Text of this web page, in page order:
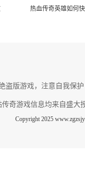
热血传奇英雄如何
盗版游戏，注意自我保
传奇游戏信息均来自盛大
Copyright 2025